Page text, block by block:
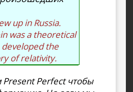
up in Russia.
was a theoretical
the
of relativity.
Perfect чтобы